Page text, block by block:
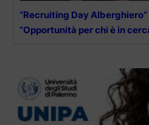
“Recruiting Day
“Opportunità per chi è in